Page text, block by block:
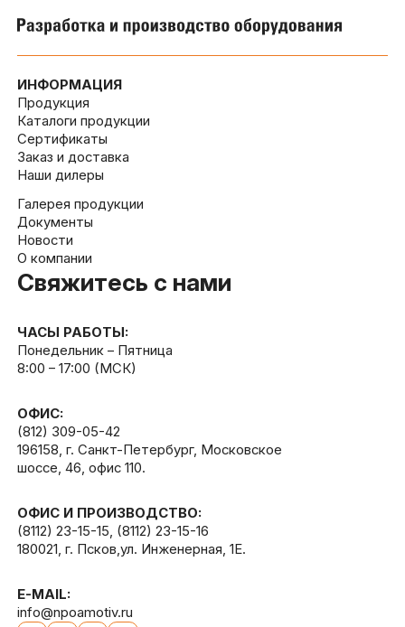
ИНФОРМАЦИЯ
Продукция
Каталоги продукции
Сертификаты
Заказ и доставка
Наши дилеры
Галерея продукции
Документы
Новости
О компании
Свяжитесь с нами
ЧАСЫ РАБОТЫ:
Понедельник – Пятница
8:00 – 17:00 (МСК)
ОФИС:
(812) 309-05-42
196158, г. Санкт-Петербург, Московское
шоссе, 46, офис 110.
ОФИС И ПРОИЗВОДСТВО:
(8112) 23-15-15, (8112) 23-15-16
180021, г. Псков,ул. Инженерная, 1Е.
E-MAIL:
info@npoamotiv.ru